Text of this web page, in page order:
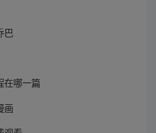
巴
在哪一篇
画